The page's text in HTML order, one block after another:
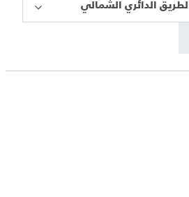
الدائري الشمالي